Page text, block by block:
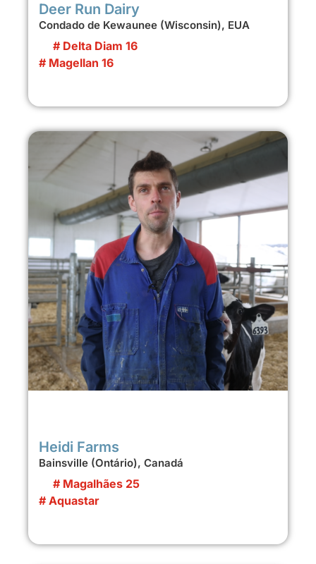
Deer Run Dairy
Condado de Kewaunee (Wisconsin), EUA
# Magellan 16
# Delta Diam 16
Heidi Farms
Bainsville (Ontário), Canadá
# Aquastar
# Magalhães 25